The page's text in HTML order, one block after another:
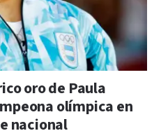
oro de Paula
olímpica en
nacional